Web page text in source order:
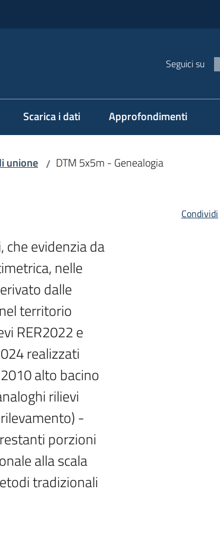
Seguici su
Scarica i dati Approfondimenti
unione / DTM 5x5m - Genealogia
evidenzia da
nelle
dalle
territorio
RER2022 e
realizzati
alto bacino
rilievi
-
porzioni
alla scala
tradizionali
Condividi